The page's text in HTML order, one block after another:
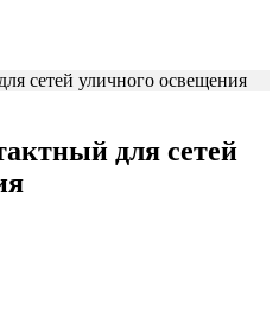
для сетей